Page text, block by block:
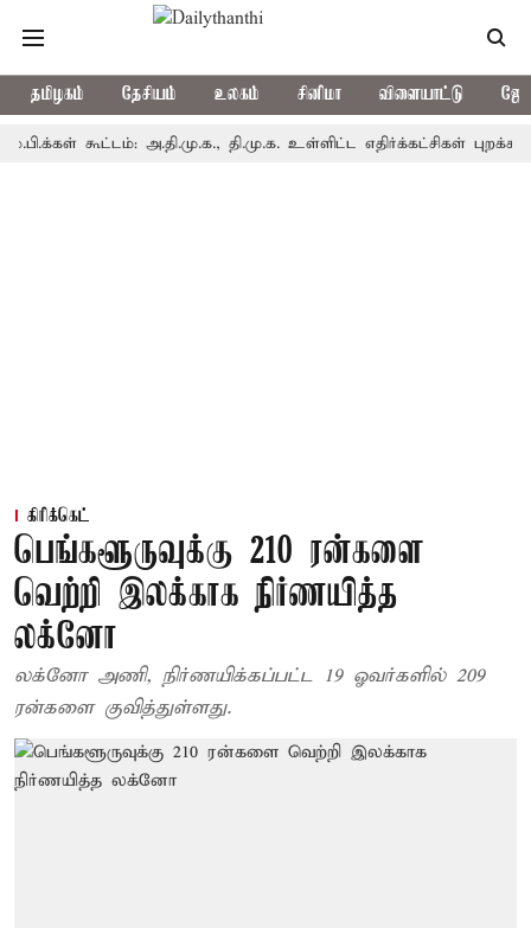
தமிழகம் தேசியம் உலகம் சினிமா விளையாட்டு
அ.தி.மு.க., தி.மு.க. உள்ளிட்ட எதிர்க்கட்சிகள் புறக்கணிப்பு
கிரிக்கெட்
பெங்களூருவுக்கு 210 ரன்களை
வெற்றி இலக்காக நிர்ணயித்த
லக்னோ
லக்னோ அணி, நிர்ணயிக்கப்பட்ட 19 ஓவர்களில் 209
ரன்களை குவித்துள்ளது.